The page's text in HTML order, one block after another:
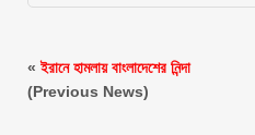
«ইরানে হামলায় বাংলাদেশের নিন্দা
(Previous News)